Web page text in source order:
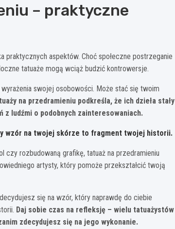
– praktyczne
aspektów. Choć społeczne postrzeganie
tatuaże mogą wciąż budzić kontrowersje.
swojej osobowości. Może stać się twoim
na przedramieniu podkreśla, że ich dzieła stały
ludźmi o podobnych zainteresowaniach.
wzór na twojej skórze to fragment twojej historii.
czy rozbudowaną grafikę, tatuaż na przedramieniu
artysty, który pomoże przekształcić twoją
się na wzór, który naprawdę do ciebie
Daj sobie czas na refleksję – wielu tatuażystów
zdecydujesz się na jego wykonanie.